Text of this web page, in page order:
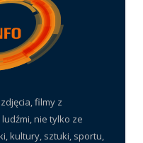
filmy z
nie tylko ze
kultury, sztuki, sportu,